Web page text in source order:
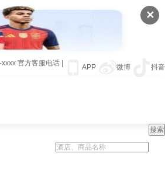
✕
APP 微博 抖音
xxxx 官方客服电话